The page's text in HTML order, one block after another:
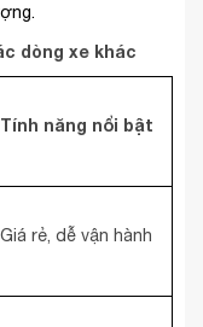
dòng xe khác
Tính năng nổi bật
Giá rẻ, dễ vận hành